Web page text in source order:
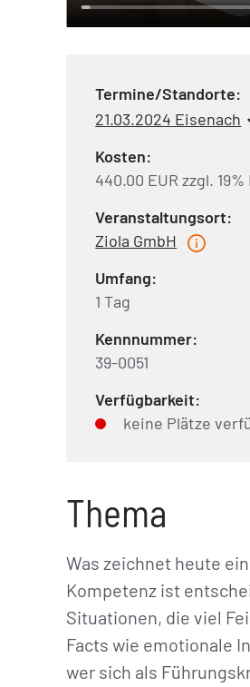
Termine/Standorte:
21.03.2024 Eisenach
Kosten:
440.00 EUR zzgl.
Veranstaltungsort:
Ziola GmbH
Umfang:
1 Tag
Kennnummer:
39-0051
Verfügbarkeit:
keine Plätze
Thema
Was zeichnet heute
Kompetenz ist
Situationen, die viel
Facts wie emotionale
wer sich als